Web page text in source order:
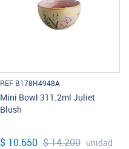
REF B178H4948A
Mini Bowl 311.2ml Juliet
Blush
$ 10.650 $ 14.200 unidad